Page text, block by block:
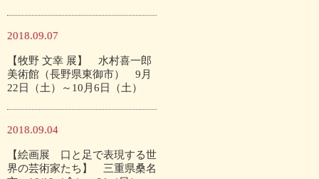
2018.09.07
【牧野 文幸 展】 水村喜一郎
美術館（長野県東御市） 9月
22日（土）～10月6日（土）
2018.09.04
【絵画展 口と足で表現する世
界の芸術家たち】 三重県桑名